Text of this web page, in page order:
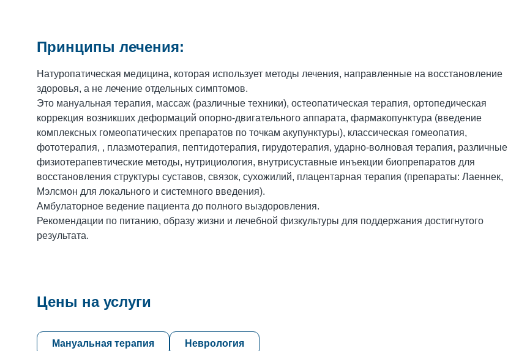
Принципы лечения:
Натуропатическая медицина, которая использует методы лечения, направленные на восстановление
здоровья, а не лечение отдельных симптомов.
Это мануальная терапия, массаж (различные техники), остеопатическая терапия, ортопедическая
коррекция возникших деформаций опорно-двигательного аппарата, фармакопунктура (введение
комплексных гомеопатических препаратов по точкам акупунктуры), классическая гомеопатия,
фототерапия, , плазмотерапия, пептидотерапия, гирудотерапия, ударно-волновая терапия, различные
физиотерапевтические методы, нутрициология, внутрисуставные инъекции биопрепаратов для
восстановления структуры суставов, связок, сухожилий, плацентарная терапия (препараты: Лаеннек,
Мэлсмон для локального и системного введения).
Амбулаторное ведение пациента до полного выздоровления.
Рекомендации по питанию, образу жизни и лечебной физкультуры для поддержания достигнутого
результата.
Цены на услуги
Мануальная терапия Неврология